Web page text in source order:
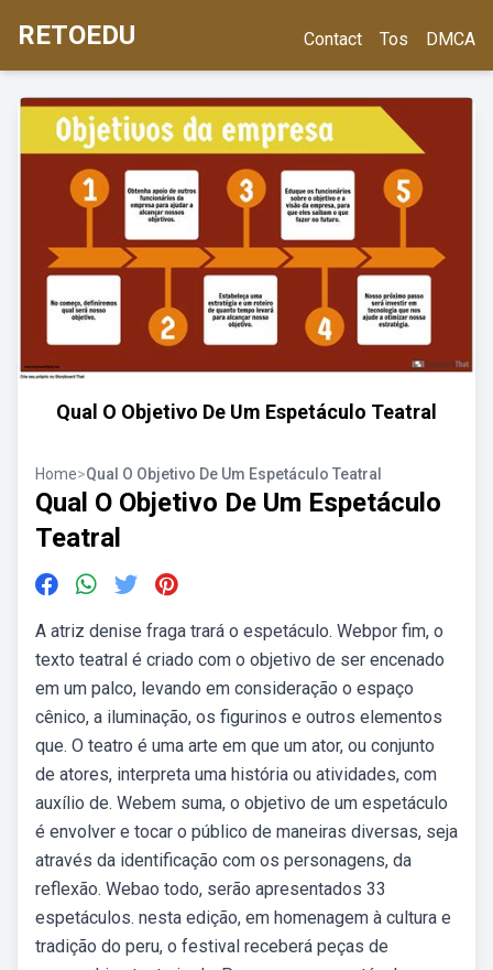
RETOEDU Contact Tos DMCA
Qual O Objetivo De Um Espetáculo Teatral
Home>Qual O Objetivo De Um Espetáculo Teatral
Qual O Objetivo De Um Espetáculo
Teatral
A atriz denise fraga trará o espetáculo. Webpor fim, o
texto teatral é criado com o objetivo de ser encenado
em um palco, levando em consideração o espaço
cênico, a iluminação, os figurinos e outros elementos
que. O teatro é uma arte em que um ator, ou conjunto
de atores, interpreta uma história ou atividades, com
auxílio de. Webem suma, o objetivo de um espetáculo
é envolver e tocar o público de maneiras diversas, seja
através da identificação com os personagens, da
reflexão. Webao todo, serão apresentados 33
espetáculos. nesta edição, em homenagem à cultura e
tradição do peru, o festival receberá peças de